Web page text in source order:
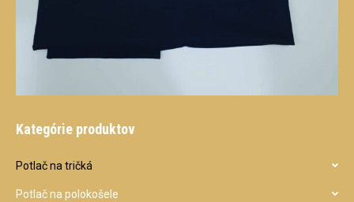
Kategórie produktov
Potlač na tričká
Potlač na polokošele